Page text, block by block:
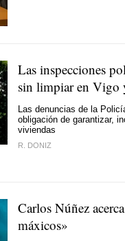
Las inspecciones
sin limpiar en Vigo
Las denuncias de la
obligación de garantizar,
viviendas
R. DONIZ
Carlos Núñez
máxicos»